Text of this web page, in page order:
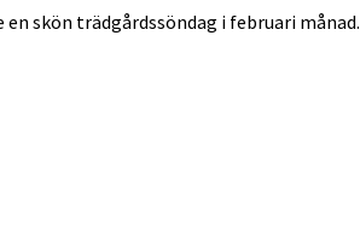
skön trädgårdssöndag i februari månad.